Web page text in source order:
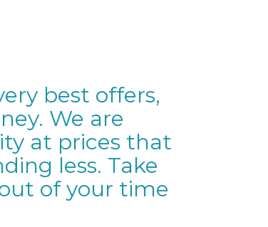
best offers,
We are
at prices that
less. Take
of your time